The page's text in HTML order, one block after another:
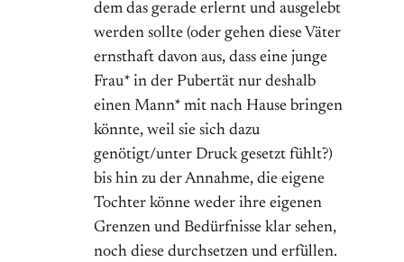
dem das gerade erlernt und ausgelebt
werden sollte (oder gehen diese Väter
ernsthaft davon aus, dass eine junge
Frau* in der Pubertät nur deshalb
einen Mann* mit nach Hause bringen
könnte, weil sie sich dazu
genötigt/unter Druck gesetzt fühlt?)
bis hin zu der Annahme, die eigene
Tochter könne weder ihre eigenen
Grenzen und Bedürfnisse klar sehen,
noch diese durchsetzen und erfüllen.